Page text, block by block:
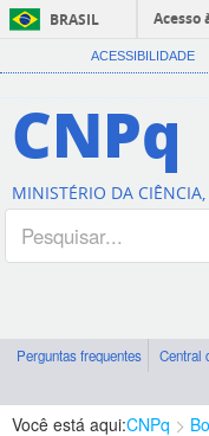
BRASIL
Acesso
ACESSIBILIDADE
CNPq
MINISTÉRIO DA
Perguntas frequentes Central
Você está aqui:CNPq